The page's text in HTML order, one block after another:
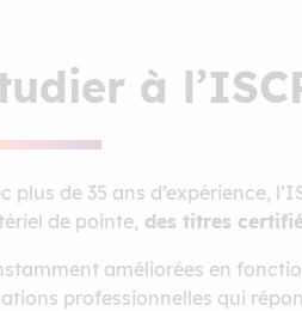
à
plus de 35 ans d’expérience,
de pointe, des titres
améliorées en
professionnelles qui